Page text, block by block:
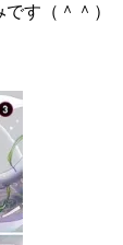
す（＾＾）